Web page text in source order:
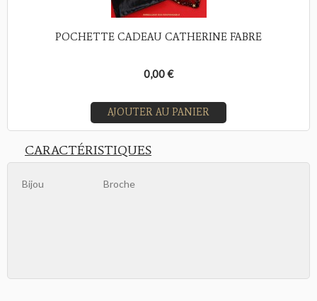
POCHETTE CADEAU CATHERINE FABRE
0,00 €
AJOUTER AU PANIER
CARACTÉRISTIQUES
Bijou Broche